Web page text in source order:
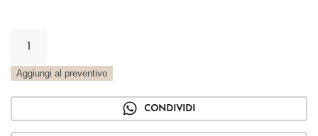
Vintage
Aggiungi al preventivo
CONDIVIDI